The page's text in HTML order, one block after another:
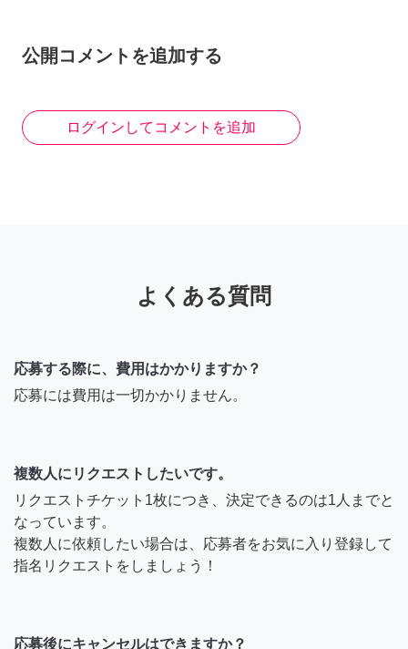
公開コメントを追加する
ログインしてコメントを追加
よくある質問
応募する際に、費用はかかりますか？
応募には費用は一切かかりません。
複数人にリクエストしたいです。
リクエストチケット1枚につき、決定できるのは1人までと
なっています。
複数人に依頼したい場合は、応募者をお気に入り登録して
指名リクエストをしましょう！
応募後にキャンセルはできますか？